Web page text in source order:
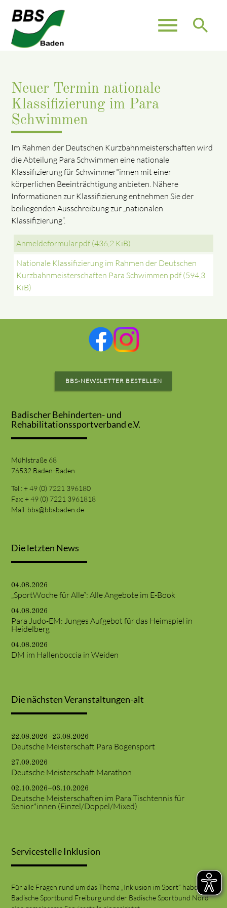
menu search
Neuer Termin nationale
Klassifizierung im Para
Schwimmen
Im Rahmen der Deutschen Kurzbahnmeisterschaften wird
die Abteilung Para Schwimmen eine nationale
Klassifizierung für Schwimmer*innen mit einer
körperlichen Beeinträchtigung anbieten. Nähere
Informationen zur Klassifizierung entnehmen Sie der
beiliegenden Ausschreibung zur „nationalen
Klassifizierung“.
Anmeldeformular.pdf (436,2 KiB)
Nationale Klassifizierung im Rahmen der Deutschen
Kurzbahnmeisterschaften Para Schwimmen.pdf (594,3
KiB)
BBS-NEWSLETTER BESTELLEN
Badischer Behinderten- und
Rehabilitationssportverband e.V.
Mühlstraße 68
76532 Baden-Baden
Tel.: + 49 (0) 7221 396180
Fax: + 49 (0) 7221 3961818
Mail: bbs@bbsbaden.de
Die letzten News
04.08.2026
„SportWoche für Alle“: Alle Angebote im E-Book
04.08.2026
Para Judo-EM: Junges Aufgebot für das Heimspiel in
Heidelberg
04.08.2026
DM im Hallenboccia in Weiden
Die nächsten Veranstaltungen-alt
22.08.2026–23.08.2026
Deutsche Meisterschaft Para Bogensport
27.09.2026
Deutsche Meisterschaft Marathon
02.10.2026–03.10.2026
Deutsche Meisterschaften im Para Tischtennis für
Senior*innen (Einzel/Doppel/Mixed)
Servicestelle Inklusion
Für alle Fragen rund um das Thema „Inklusion im Sport“ haben der
Badische Sportbund Freiburg und der Badische Sportbund Nord